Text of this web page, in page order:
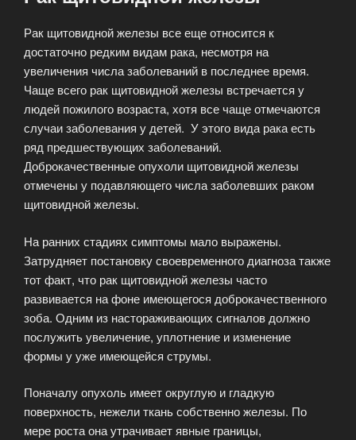
Рак щитовидной железы все еще относится к
достаточно редким видам рака, несмотря на
увеличения числа заболеваний в последнее время.
Чаще всего рак щитовидной железы встречается у
людей пожилого возраста, хотя все чаще отмечаются
случаи заболевания у детей. У этого вида рака есть
ряд предшествующих заболеваний.
Доброкачественные опухоли щитовидной железы
отмечены у подавляющего числа заболевших раком
щитовидной железы.
На ранних стадиях симптомы мало выражены.
Затрудняет постановку своевременного диагноза также
тот факт, что рак щитовидной железы часто
развивается на фоне имеющегося доброкачественного
зоба. Одним из настораживающих сигналов должно
послужить увеличение, уплотнение и изменение
формы у уже имеющейся струмы.
Поначалу опухоль имеет округлую и гладкую
поверхность, нежели ткань собственно железы. По
мере роста она утрачивает явные границы,